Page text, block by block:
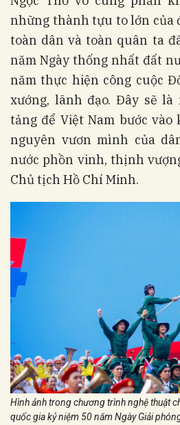
những thành tựu to lớn của
toàn dân và toàn quân ta
năm Ngày thống nhất đất
năm thực hiện công cuộc
xướng, lãnh đạo. Đây sẽ
tảng để Việt Nam bước
nguyên vươn mình của
nước phồn vinh, thịnh
Chủ tịch Hồ Chí Minh.
Hình ảnh trong chương trình nghệ thuật
quốc gia kỷ niệm 50 năm Ngày Giải